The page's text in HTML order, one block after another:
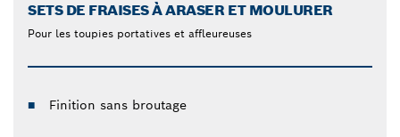
SETS DE FRAISES À ARASER ET MOULURER
Pour les toupies portatives et affleureuses
Finition sans broutage